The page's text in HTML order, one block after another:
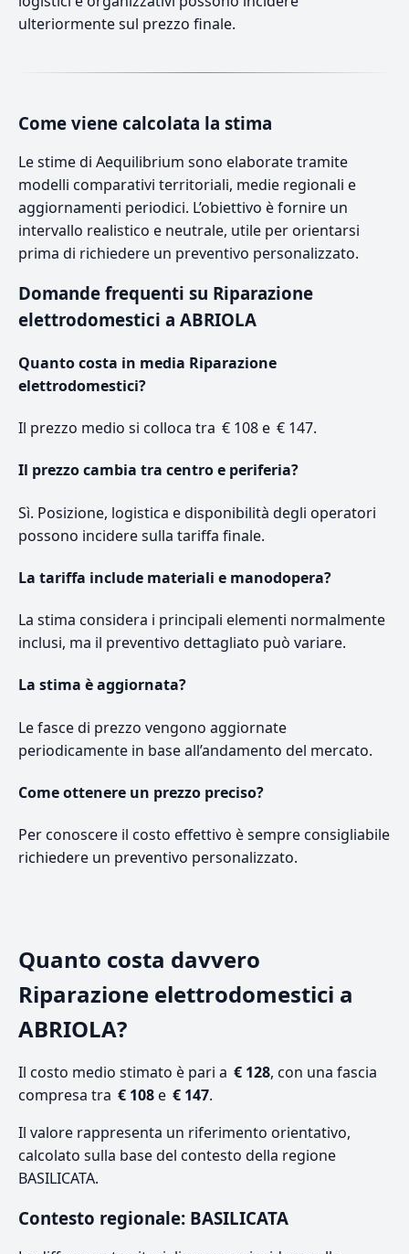
ulteriormente sul prezzo finale.
Come viene calcolata la stima
Le stime di Aequilibrium sono elaborate tramite
modelli comparativi territoriali, medie regionali e
aggiornamenti periodici. L’obiettivo è fornire un
intervallo realistico e neutrale, utile per orientarsi
prima di richiedere un preventivo personalizzato.
Domande frequenti su Riparazione
elettrodomestici a ABRIOLA
Quanto costa in media Riparazione
elettrodomestici?
Il prezzo medio si colloca tra € 108 e € 147.
Il prezzo cambia tra centro e periferia?
Sì. Posizione, logistica e disponibilità degli operatori
possono incidere sulla tariffa finale.
La tariffa include materiali e manodopera?
La stima considera i principali elementi normalmente
inclusi, ma il preventivo dettagliato può variare.
La stima è aggiornata?
Le fasce di prezzo vengono aggiornate
periodicamente in base all’andamento del mercato.
Come ottenere un prezzo preciso?
Per conoscere il costo effettivo è sempre consigliabile
richiedere un preventivo personalizzato.
Quanto costa davvero
Riparazione elettrodomestici a
ABRIOLA?
Il costo medio stimato è pari a € 128, con una fascia
compresa tra € 108e € 147.
Il valore rappresenta un riferimento orientativo,
calcolato sulla base del contesto della regione
BASILICATA.
Contesto regionale: BASILICATA